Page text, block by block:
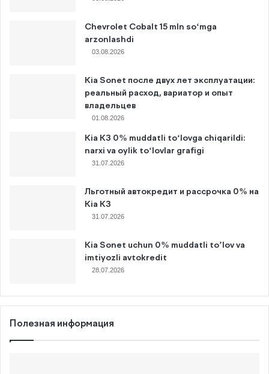
Chevrolet Cobalt 15 mln so‘mga
arzonlashdi
03.08.2026
Kia Sonet после двух лет эксплуатации:
реальный расход, вариатор и опыт
владельцев
01.08.2026
Kia K3 0% muddatli to‘lovga chiqarildi:
narxi va oylik to‘lovlar grafigi
31.07.2026
Льготный автокредит и рассрочка 0% на
Kia K3
31.07.2026
Kia Sonet uchun 0% muddatli to’lov va
imtiyozli avtokredit
28.07.2026
Полезная информация